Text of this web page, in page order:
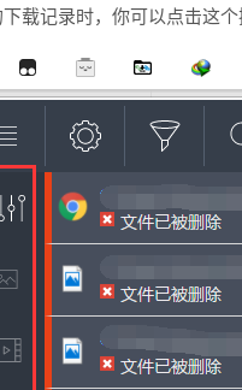
载记录时，你可以点击这